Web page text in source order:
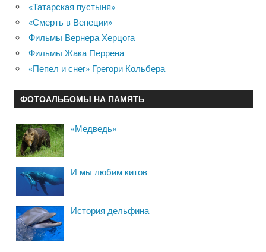
«Татарская пустыня»
«Смерть в Венеции»
Фильмы Вернера Херцога
Фильмы Жака Перрена
«Пепел и снег» Грегори Кольбера
ФОТОАЛЬБОМЫ НА ПАМЯТЬ
«Медведь»
И мы любим китов
История дельфина